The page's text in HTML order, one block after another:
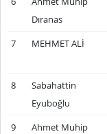
Dıranas
7 MEHMET ALİ
8
Sabahattin
Eyuboğlu
9
Ahmet Muhip